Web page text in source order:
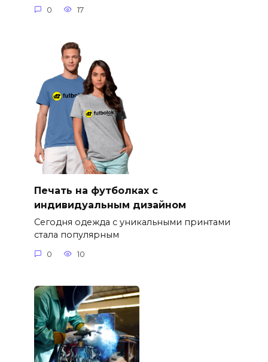
0 17
Печать на футболках с
индивидуальным дизайном
Сегодня одежда с уникальными принтами
стала популярным
0 10